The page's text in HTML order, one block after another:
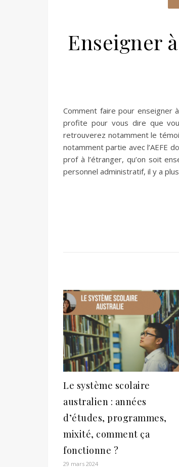
Enseigner
Comment faire pour enseigner
profite pour vous dire que
retrouverez notamment le
notamment partie avec l’AEFE
prof à l’étranger, qu’on soit
personnel administratif, il y a
Le système scolaire
australien : années
d’études, programmes,
mixité, comment ça
fonctionne ?
29 mars 2024